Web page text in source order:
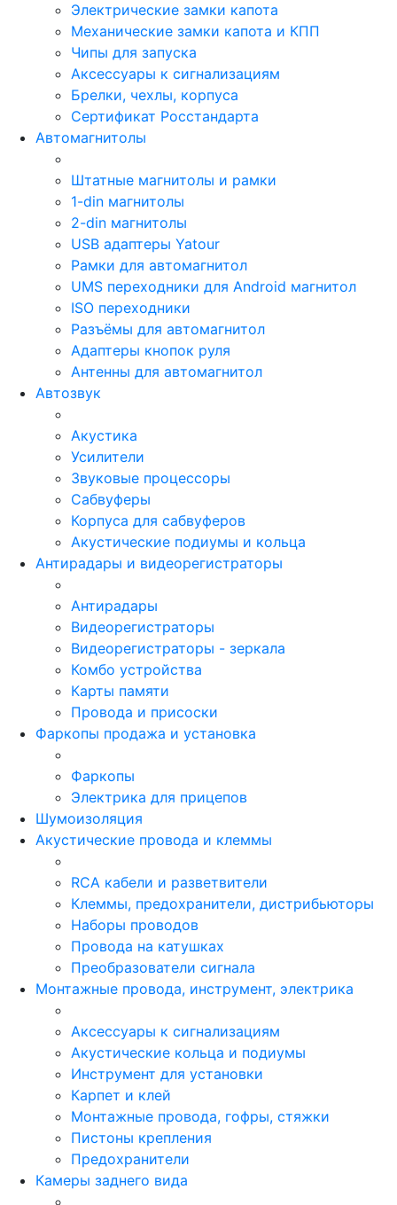
Электрические замки капота
Механические замки капота и КПП
Чипы для запуска
Аксессуары к сигнализациям
Брелки, чехлы, корпуса
Сертификат Росстандарта
Автомагнитолы
Штатные магнитолы и рамки
1-din магнитолы
2-din магнитолы
USB адаптеры Yatour
Рамки для автомагнитол
UMS переходники для Android магнитол
ISO переходники
Разъёмы для автомагнитол
Адаптеры кнопок руля
Антенны для автомагнитол
Автозвук
Акустика
Усилители
Звуковые процессоры
Сабвуферы
Корпуса для сабвуферов
Акустические подиумы и кольца
Антирадары и видеорегистраторы
Антирадары
Видеорегистраторы
Видеорегистраторы - зеркала
Комбо устройства
Карты памяти
Провода и присоски
Фаркопы продажа и установка
Фаркопы
Электрика для прицепов
Шумоизоляция
Акустические провода и клеммы
RCA кабели и разветвители
Клеммы, предохранители, дистрибьюторы
Наборы проводов
Провода на катушках
Преобразователи сигнала
Монтажные провода, инструмент, электрика
Аксессуары к сигнализациям
Акустические кольца и подиумы
Инструмент для установки
Карпет и клей
Монтажные провода, гофры, стяжки
Пистоны крепления
Предохранители
Камеры заднего вида